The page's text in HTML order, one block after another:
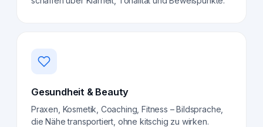
Gesundheit & Beauty
Praxen, Kosmetik, Coaching, Fitness – Bildsprache,
die Nähe transportiert, ohne kitschig zu wirken.